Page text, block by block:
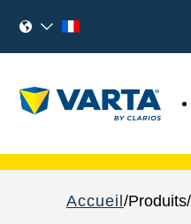
Accueil Produits